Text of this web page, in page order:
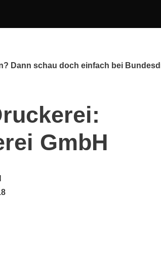
Dann schau doch einfach bei
GmbH